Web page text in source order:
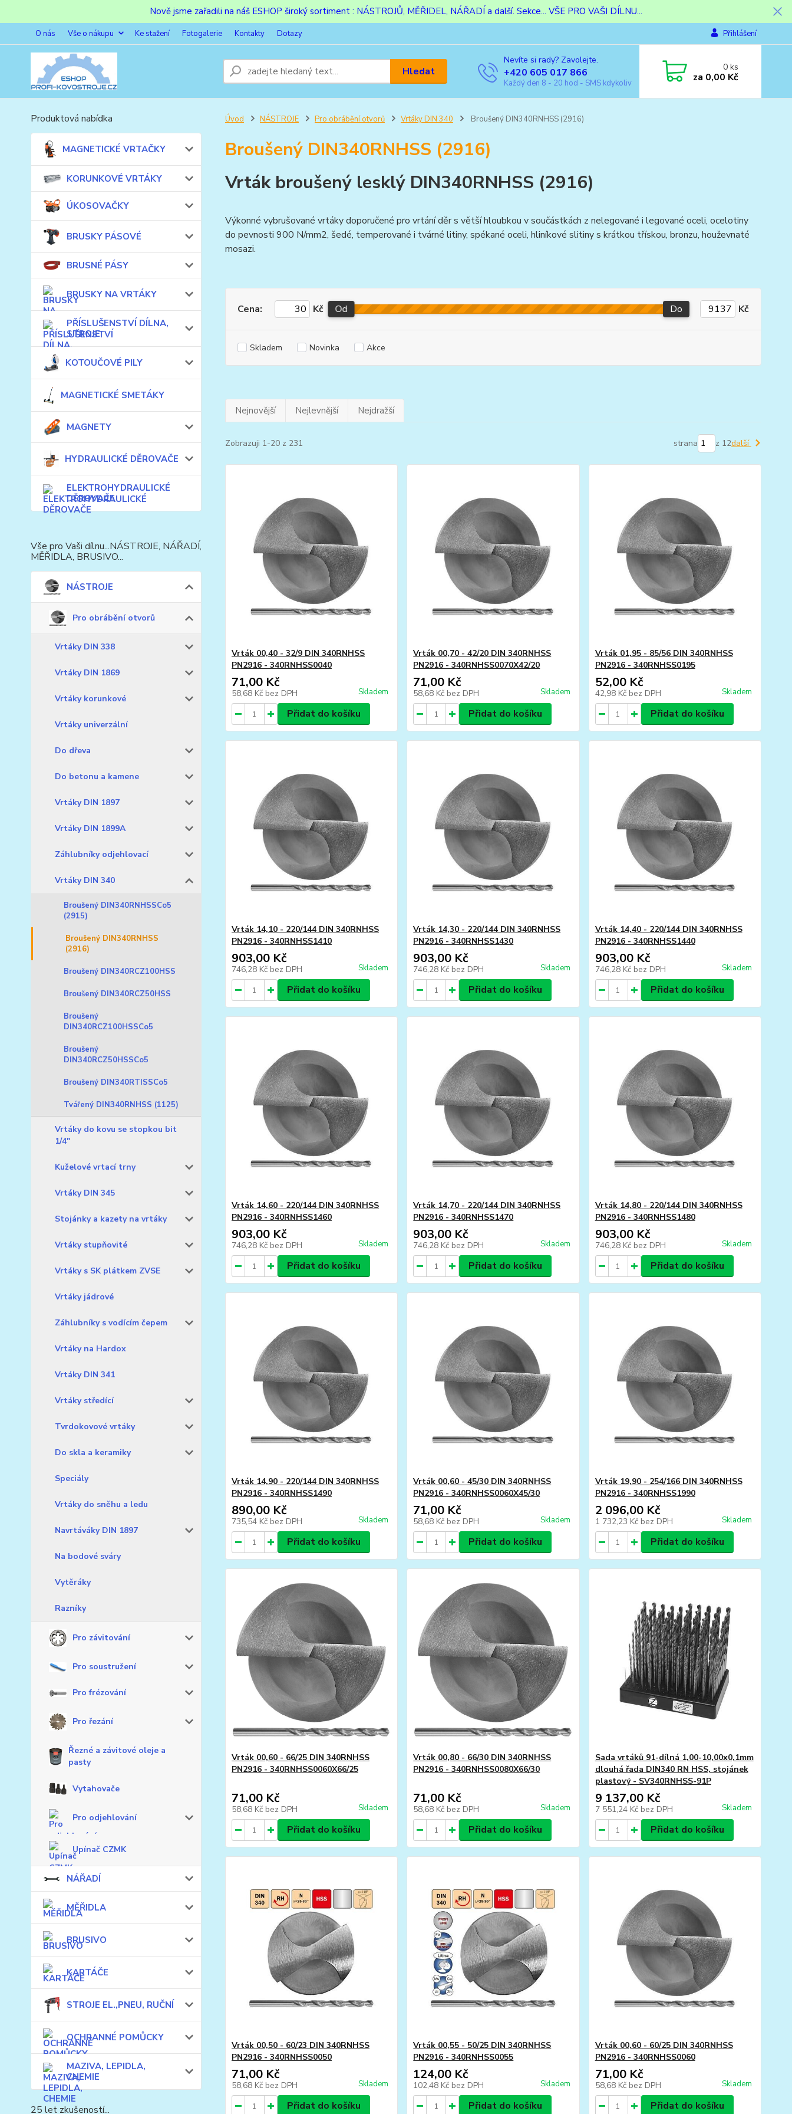
Nově jsme zařadili na náš ESHOP široký sortiment : NÁSTROJŮ, MĚŘIDEL, NÁŘADÍ a další. Sekce... VŠE PRO VAŠI DÍLNU...
O nás Vše o nákupu Ke stažení Fotogalerie Kontakty Dotazy Přihlášení
Hledat
Nevíte si rady? Zavolejte.
+420 605 017 866
Každý den 8 - 20 hod - SMS kdykoliv
0ks
za 0,00 Kč
Produktová nabídka
MAGNETICKÉ VRTAČKY
KORUNKOVÉ VRTÁKY
ÚKOSOVAČKY
BRUSKY PÁSOVÉ
BRUSNÉ PÁSY
BRUSKY NA VRTÁKY
PŘÍSLUŠENSTVÍ DÍLNA,
STROJE
KOTOUČOVÉ PILY
MAGNETICKÉ SMETÁKY
MAGNETY
HYDRAULICKÉ DĚROVAČE
ELEKTROHYDRAULICKÉ
DĚROVAČE
Vše pro Vaši dílnu...NÁSTROJE, NÁŘADÍ,
MĚŘIDLA, BRUSIVO...
NÁSTROJE
Pro obrábění otvorů
Vrtáky DIN 338
Vrtáky DIN 1869
Vrtáky korunkové
Vrtáky univerzální
Do dřeva
Do betonu a kamene
Vrtáky DIN 1897
Vrtáky DIN 1899A
Záhlubníky odjehlovací
Vrtáky DIN 340
Broušený DIN340RNHSSCo5
(2915)
Broušený DIN340RNHSS
(2916)
Broušený DIN340RCZ100HSS
Broušený DIN340RCZ50HSS
Broušený
DIN340RCZ100HSSCo5
Broušený
DIN340RCZ50HSSCo5
Broušený DIN340RTISSCo5
Tvářený DIN340RNHSS (1125)
Vrtáky do kovu se stopkou bit
1/4"
Kuželové vrtací trny
Vrtáky DIN 345
Stojánky a kazety na vrtáky
Vrtáky stupňovité
Vrtáky s SK plátkem ZVSE
Vrtáky jádrové
Záhlubníky s vodícím čepem
Vrtáky na Hardox
Vrtáky DIN 341
Vrtáky středící
Tvrdokovové vrtáky
Do skla a keramiky
Speciály
Vrtáky do sněhu a ledu
Navrtáváky DIN 1897
Na bodové sváry
Vytěráky
Razníky
Pro závitování
Pro soustružení
Pro frézování
Pro řezání
Řezné a závitové oleje a
pasty
Vytahovače
Pro odjehlování
Upínač CZMK
NÁŘADÍ
MĚŘIDLA
BRUSIVO
KARTÁČE
STROJE EL.,PNEU, RUČNÍ
OCHRANNÉ POMŮCKY
MAZIVA, LEPIDLA,
CHEMIE
25 let zkušeností...
Úvod NÁSTROJE Pro obrábění otvorů Vrtáky DIN 340 Broušený DIN340RNHSS (2916)
Broušený DIN340RNHSS (2916)
Vrták broušený lesklý DIN340RNHSS (2916)
Výkonné vybrušované vrtáky doporučené pro vrtání děr s větší hloubkou v součástkách z nelegované i legované oceli, ocelotiny
do pevnosti 900 N/mm2, šedé, temperované i tvárné litiny, spékané oceli, hliníkové slitiny s krátkou třískou, bronzu, houževnaté
mosazi.
Cena: Kč Od Do Kč
Skladem Novinka Akce
Nejnovější Nejlevnější Nejdražší
Zobrazuji 1-20 z 231 strana z 12další
Vrták 00,40 - 32/9 DIN 340RNHSS
PN2916 - 340RNHSS0040
71,00 Kč
58,68 Kč bez DPH Skladem
Přidat do košíku
Vrták 00,70 - 42/20 DIN 340RNHSS
PN2916 - 340RNHSS0070X42/20
71,00 Kč
58,68 Kč bez DPH Skladem
Přidat do košíku
Vrták 01,95 - 85/56 DIN 340RNHSS
PN2916 - 340RNHSS0195
52,00 Kč
42,98 Kč bez DPH Skladem
Přidat do košíku
Vrták 14,10 - 220/144 DIN 340RNHSS
PN2916 - 340RNHSS1410
903,00 Kč
746,28 Kč bez DPH Skladem
Přidat do košíku
Vrták 14,30 - 220/144 DIN 340RNHSS
PN2916 - 340RNHSS1430
903,00 Kč
746,28 Kč bez DPH Skladem
Přidat do košíku
Vrták 14,40 - 220/144 DIN 340RNHSS
PN2916 - 340RNHSS1440
903,00 Kč
746,28 Kč bez DPH Skladem
Přidat do košíku
Vrták 14,60 - 220/144 DIN 340RNHSS
PN2916 - 340RNHSS1460
903,00 Kč
746,28 Kč bez DPH Skladem
Přidat do košíku
Vrták 14,70 - 220/144 DIN 340RNHSS
PN2916 - 340RNHSS1470
903,00 Kč
746,28 Kč bez DPH Skladem
Přidat do košíku
Vrták 14,80 - 220/144 DIN 340RNHSS
PN2916 - 340RNHSS1480
903,00 Kč
746,28 Kč bez DPH Skladem
Přidat do košíku
Vrták 14,90 - 220/144 DIN 340RNHSS
PN2916 - 340RNHSS1490
890,00 Kč
735,54 Kč bez DPH Skladem
Přidat do košíku
Vrták 00,60 - 45/30 DIN 340RNHSS
PN2916 - 340RNHSS0060X45/30
71,00 Kč
58,68 Kč bez DPH Skladem
Přidat do košíku
Vrták 19,90 - 254/166 DIN 340RNHSS
PN2916 - 340RNHSS1990
2 096,00 Kč
1 732,23 Kč bez DPH Skladem
Přidat do košíku
Vrták 00,60 - 66/25 DIN 340RNHSS
PN2916 - 340RNHSS0060X66/25
71,00 Kč
58,68 Kč bez DPH Skladem
Přidat do košíku
Vrták 00,80 - 66/30 DIN 340RNHSS
PN2916 - 340RNHSS0080X66/30
71,00 Kč
58,68 Kč bez DPH Skladem
Přidat do košíku
Sada vrtáků 91-dílná 1,00-10,00x0,1mm
dlouhá řada DIN340 RN HSS, stojánek
plastový - SV340RNHSS-91P
9 137,00 Kč
7 551,24 Kč bez DPH Skladem
Přidat do košíku
Vrták 00,50 - 60/23 DIN 340RNHSS
PN2916 - 340RNHSS0050
71,00 Kč
58,68 Kč bez DPH Skladem
Přidat do košíku
Vrták 00,55 - 50/25 DIN 340RNHSS
PN2916 - 340RNHSS0055
124,00 Kč
102,48 Kč bez DPH Skladem
Přidat do košíku
Vrták 00,60 - 60/25 DIN 340RNHSS
PN2916 - 340RNHSS0060
71,00 Kč
58,68 Kč bez DPH Skladem
Přidat do košíku